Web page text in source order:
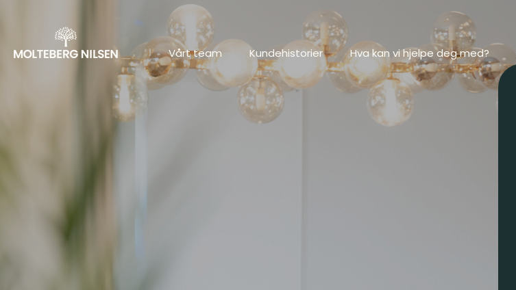
Vårt team Kundehistorier Hva kan vi hjelpe deg med?